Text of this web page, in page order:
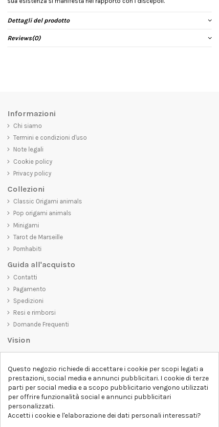
Dettagli del prodotto
Reviews(0)
Informazioni
Chi siamo
Termini e condizioni d'uso
Note legali
Cookie policy
Privacy policy
Collezioni
Classic Origami animals
Pop origami animals
Minigami
Tarot de Marseille
Pornhabiti
Guida all'acquisto
Contatti
Pagamento
Spedizioni
Resi e rimborsi
Domande Frequenti
Vision
belli da vedere, ma che trasmettano anche un messaggio importante.
Che siate alla ricerca di una t-shirt unica e di tendenza, di una felpa
comoda e accogliente o di un accessorio esclusivo,D-SHIRTha
qualcosa per tutti.
Follow us
Questo negozio richiede di accettare i cookie per scopi legati a
prestazioni, social media e annunci pubblicitari. I cookie di terze
parti per social media e a scopo pubblicitario vengono utilizzati
per offrire funzionalità social e annunci pubblicitari
personalizzati.
Accetti i cookie e l'elaborazione dei dati personali interessati?